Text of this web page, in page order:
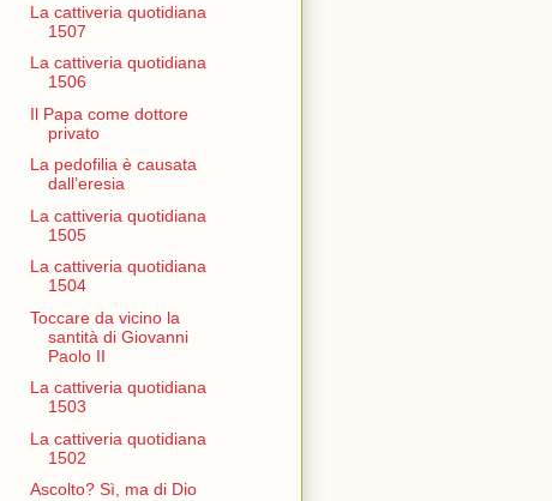
La cattiveria quotidiana
1507
La cattiveria quotidiana
1506
Il Papa come dottore
privato
La pedofilia è causata
dall’eresia
La cattiveria quotidiana
1505
La cattiveria quotidiana
1504
Toccare da vicino la
santità di Giovanni
Paolo II
La cattiveria quotidiana
1503
La cattiveria quotidiana
1502
Ascolto? Sì, ma di Dio